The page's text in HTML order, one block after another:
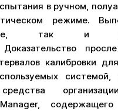
в ручном,
режиме.
так и
калибровки
системой,